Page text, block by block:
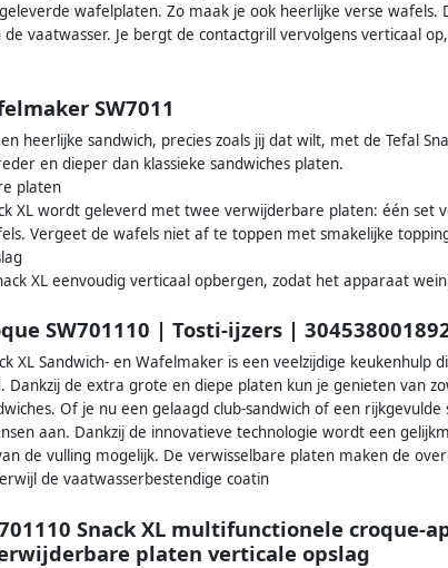
wafelplaten. Zo maak je ook heerlijke verse wafels.
de vaatwasser. Je bergt de contactgrill vervolgens verticaal
SW7011
heerlijke sandwich, precies zoals jij dat wilt, met de Tefal
en dieper dan klassieke sandwiches platen.
platen
XL wordt geleverd met twee verwijderbare platen: één set
Vergeet de wafels niet af te toppen met smakelijke
XL eenvoudig verticaal opbergen, zodat het apparaat
SW701110 | Tosti-ijzers |
XL Sandwich- en Wafelmaker is een veelzijdige keukenhulp
Dankzij de extra grote en diepe platen kun je genieten van
Of je nu een gelaagd club-sandwich of een
aan. Dankzij de innovatieve technologie wordt een
de vulling mogelijk. De verwisselbare platen maken de
de vaatwasserbestendige coatin
Snack XL multifunctionele croque-
platen verticale opslag